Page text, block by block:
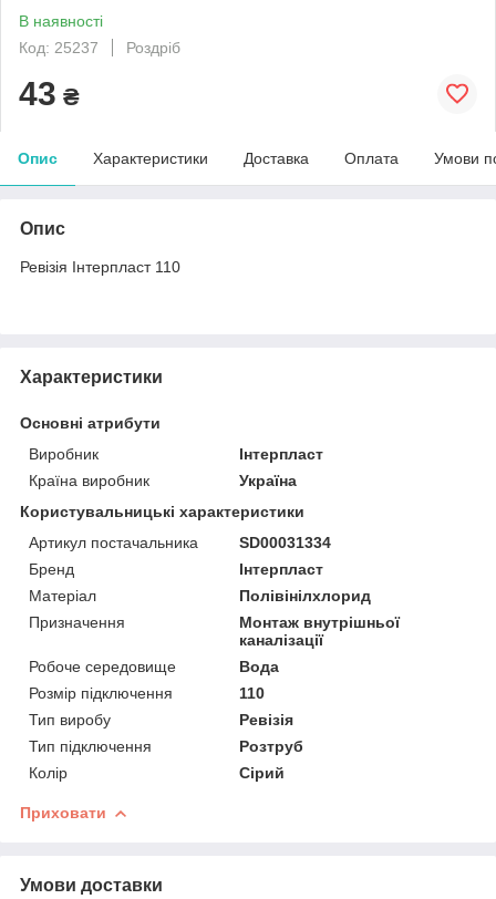
В наявності
Код: 25237
Роздріб
43 ₴
Опис Характеристики Доставка Оплата Умови
Опис
Ревізія Інтерпласт 110
Характеристики
Основні атрибути
Виробник
Інтерпласт
Країна виробник
Україна
Користувальницькі характеристики
Артикул постачальника
SD00031334
Бренд
Інтерпласт
Матеріал
Полівінілхлорид
Призначення
Монтаж внутрішньої
каналізації
Робоче середовище
Вода
Розмір підключення
110
Тип виробу
Ревізія
Тип підключення
Розтруб
Колір
Сірий
Приховати
Умови доставки